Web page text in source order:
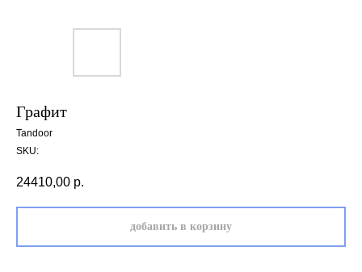
Графит
Tandoor
SKU:
24410,00 р.
добавить в корзину